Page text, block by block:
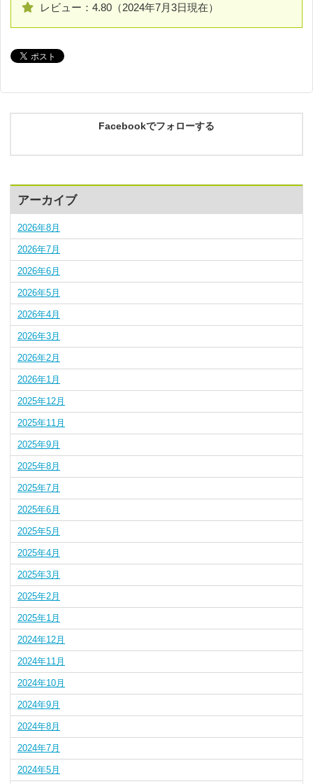
レビュー：4.80（2024年7月3日現在）
Facebookでフォローする
アーカイブ
2026年8月
2026年7月
2026年6月
2026年5月
2026年4月
2026年3月
2026年2月
2026年1月
2025年12月
2025年11月
2025年9月
2025年8月
2025年7月
2025年6月
2025年5月
2025年4月
2025年3月
2025年2月
2025年1月
2024年12月
2024年11月
2024年10月
2024年9月
2024年8月
2024年7月
2024年5月